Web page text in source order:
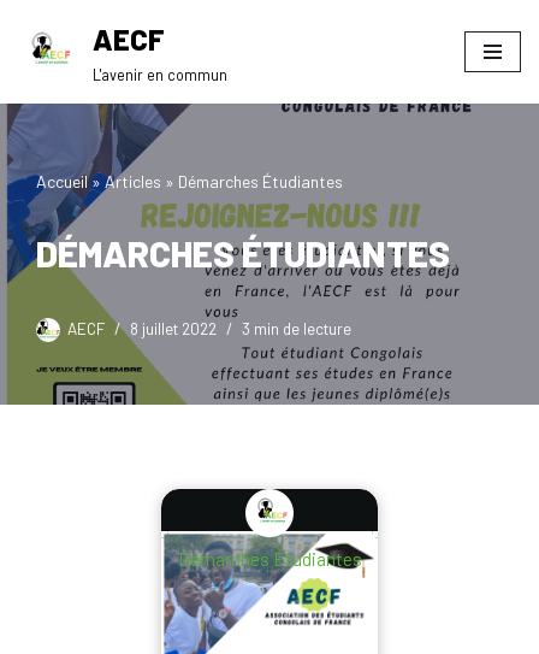
Aller
contenu
AECF
L'avenir en commun
Accueil»Articles » Démarches Étudiantes
DÉMARCHES ÉTUDIANTES
AECF 8 juillet 2022 3 min de lecture
Démarches Étudiantes